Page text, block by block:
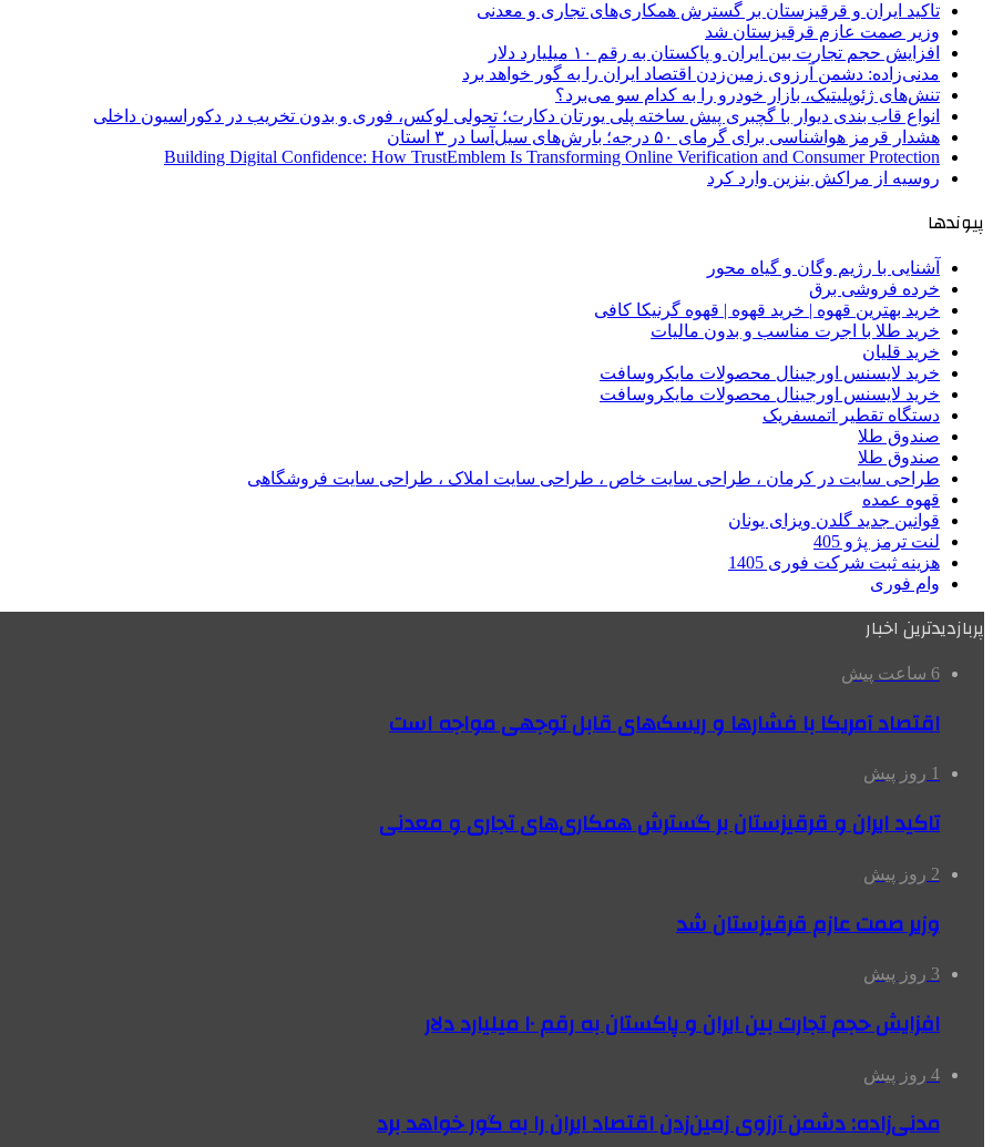
تاکید ایران و قرقیزستان بر گسترش همکاری‌های تجاری و معدنی
وزیر صمت عازم قرقیزستان شد
افزایش حجم تجارت بین ایران و پاکستان به رقم ۱۰ میلیارد دلار
مدنی‌زاده: دشمن آرزوی زمین‌زدن اقتصاد ایران را به گور خواهد برد
تنش‌های ژئوپلیتیک، بازار خودرو را به کدام سو می‌برد؟
انواع قاب بندی دیوار با گچبری پیش ساخته پلی یورتان دکارت؛ تحولی لوکس، فوری و بدون تخریب در دکوراسیون داخلی
هشدار قرمز هواشناسی برای گرمای ۵۰ درجه؛ بارش‌های سیل‌آسا در ۳ استان
Building Digital Confidence: How TrustEmblem Is Transforming Online Verification and Consumer Protection
روسیه از مراکش بنزین وارد کرد
پیوندها
آشنایی با رژیم وگان و گیاه محور
خرده فروشی برق
خرید بهترین قهوه | خرید قهوه | قهوه گرنیکا کافی
خرید طلا با اجرت مناسب و بدون مالیات
خرید قلیان
خرید لایسنس اورجینال محصولات مایکروسافت
خرید لایسنس اورجینال محصولات مایکروسافت
دستگاه تقطیر اتمسفریک
صندوق طلا
صندوق طلا
طراحی سایت در کرمان ، طراحی سایت خاص ، طراحی سایت املاک ، طراحی سایت فروشگاهی
قهوه عمده
قوانین جدید گلدن ویزای یونان
لنت ترمز پژو 405
هزینه ثبت شرکت فوری 1405
وام فوری
پربازدیدترین اخبار
6 ساعت پیش
اقتصاد آمریکا با فشارها و ریسک‌های قابل توجهی مواجه است
1 روز پیش
تاکید ایران و قرقیزستان بر گسترش همکاری‌های تجاری و معدنی
2 روز پیش
وزیر صمت عازم قرقیزستان شد
3 روز پیش
افزایش حجم تجارت بین ایران و پاکستان به رقم ۱۰ میلیارد دلار
4 روز پیش
مدنی‌زاده: دشمن آرزوی زمین‌زدن اقتصاد ایران را به گور خواهد برد